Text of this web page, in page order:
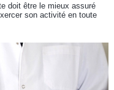
doit être le mieux assuré
son activité en toute